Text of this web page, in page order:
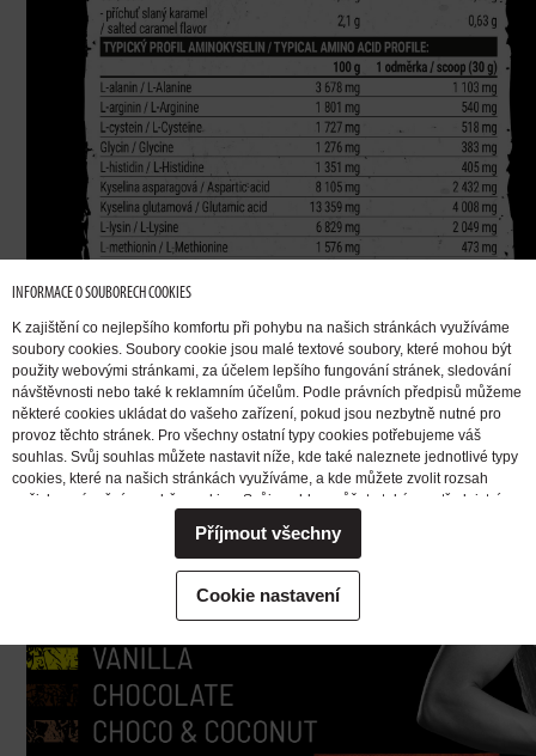
INFORMACE O SOUBORECH COOKIES
K zajištění co nejlepšího komfortu při pohybu na našich stránkách využíváme
soubory cookies. Soubory cookie jsou malé textové soubory, které mohou být
použity webovými stránkami, za účelem lepšího fungování stránek, sledování
návštěvnosti nebo také k reklamním účelům. Podle právních předpisů můžeme
některé cookies ukládat do vašeho zařízení, pokud jsou nezbytně nutné pro
provoz těchto stránek. Pro všechny ostatní typy cookies potřebujeme váš
souhlas. Svůj souhlas můžete nastavit níže, kde také naleznete jednotlivé typy
cookies, které na našich stránkách využíváme, a kde můžete zvolit rozsah
našich oprávnění pro sběr cookies. Svůj souhlas můžete také prostřednictvím
změny vybrané varianty kdykoli změnit nebo zrušit. Pokud byste nás
potřebovali ohledně výkonu vašich práv v souvislosti se zpracováním cookies
Podrobné informace k souborům cookies a více o tom, kdo jsme a jak
Cookie nastavení
Příjmout všechny